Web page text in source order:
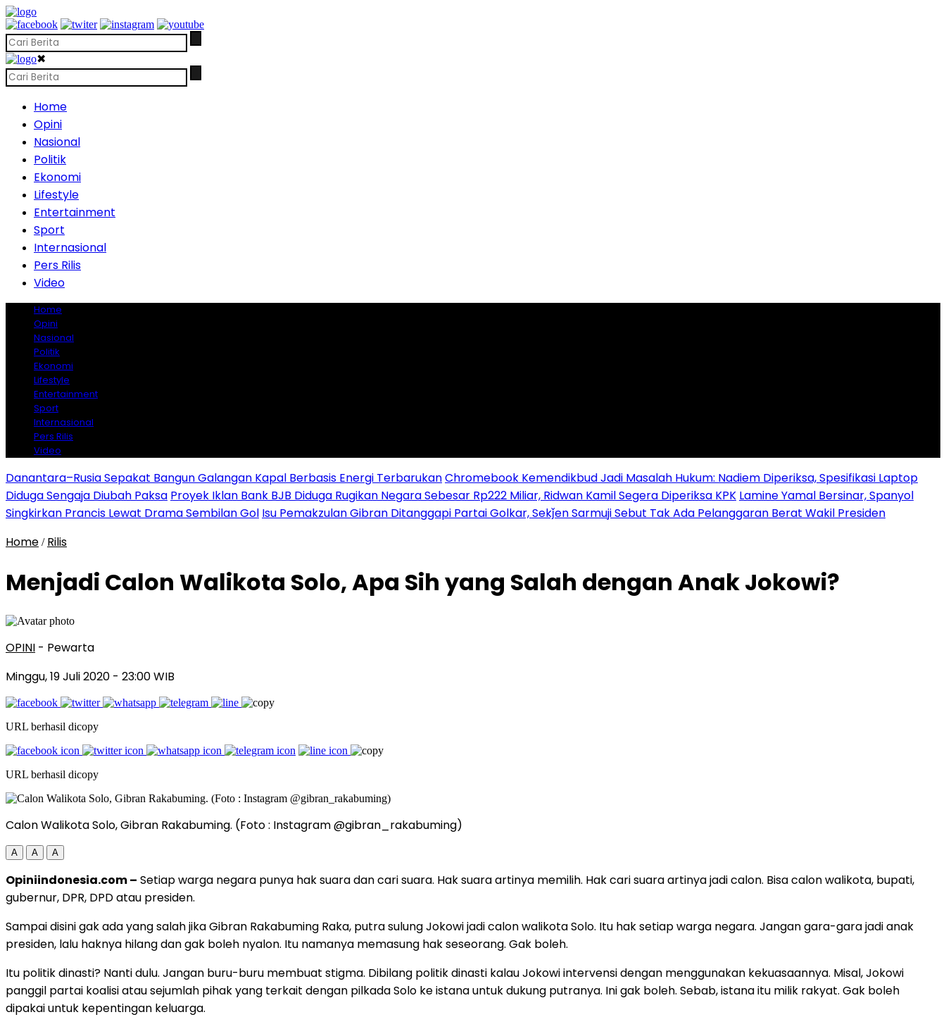
✖
Home
Opini
Nasional
Politik
Ekonomi
Lifestyle
Entertainment
Sport
Internasional
Pers Rilis
Video
Home
Opini
Nasional
Politik
Ekonomi
Lifestyle
Entertainment
Sport
Internasional
Pers Rilis
Video
Danantara–Rusia Sepakat Bangun Galangan Kapal Berbasis Energi TerbarukanChromebook Kemendikbud Jadi Masalah Hukum: Nadiem Diperiksa, Spesifikasi Laptop
Diduga Sengaja Diubah Paksa Proyek Iklan Bank BJB Diduga Rugikan Negara Sebesar Rp222 Miliar, Ridwan Kamil Segera Diperiksa KPK Lamine Yamal Bersinar, Spanyol
Singkirkan Prancis Lewat Drama Sembilan Gol Isu Pemakzulan Gibran Ditanggapi Partai Golkar, Sekǰen Sarmuji Sebut Tak Ada Pelanggaran Berat Wakil Presiden
Home / Rilis
Menjadi Calon Walikota Solo, Apa Sih yang Salah dengan Anak Jokowi?
OPINI - Pewarta
Minggu, 19 Juli 2020 - 23:00 WIB
URL berhasil dicopy
URL berhasil dicopy
Calon Walikota Solo, Gibran Rakabuming. (Foto : Instagram @gibran_rakabuming)
A A A
Opiniindonesia.com – Setiap warga negara punya hak suara dan cari suara. Hak suara artinya memilih. Hak cari suara artinya jadi calon. Bisa calon walikota, bupati,
gubernur, DPR, DPD atau presiden.
Sampai disini gak ada yang salah jika Gibran Rakabuming Raka, putra sulung Jokowi jadi calon walikota Solo. Itu hak setiap warga negara. Jangan gara-gara jadi anak
presiden, lalu haknya hilang dan gak boleh nyalon. Itu namanya memasung hak seseorang. Gak boleh.
Itu politik dinasti? Nanti dulu. Jangan buru-buru membuat stigma. Dibilang politik dinasti kalau Jokowi intervensi dengan menggunakan kekuasaannya. Misal, Jokowi
panggil partai koalisi atau sejumlah pihak yang terkait dengan pilkada Solo ke istana untuk dukung putranya. Ini gak boleh. Sebab, istana itu milik rakyat. Gak boleh
dipakai untuk kepentingan keluarga.